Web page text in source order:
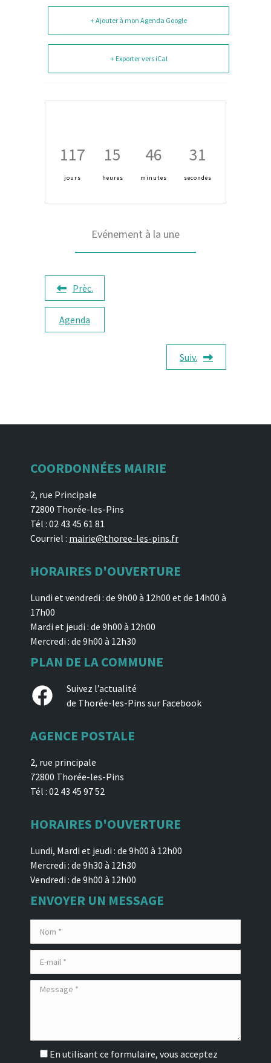
+ Ajouter à mon Agenda Google
+ Exporter vers iCal
117
jours
15
heures
46
minutes
31
secondes
Evénement à la une
Prèc.
Agenda
Suiv.
COORDONNÉES MAIRIE
2, rue Principale
72800 Thorée-les-Pins
Tél : 02 43 45 61 81
Courriel : mairie@thoree-les-pins.fr
HORAIRES D'OUVERTURE
Lundi et vendredi : de 9h00 à 12h00 et de 14h00 à
17h00
Mardi et jeudi : de 9h00 à 12h00
Mercredi : de 9h00 à 12h30
PLAN DE LA COMMUNE
Facebook
Suivez l’actualité
de Thorée-les-Pins sur Facebook
AGENCE POSTALE
2, rue principale
72800 Thorée-les-Pins
Tél : 02 43 45 97 52
HORAIRES D'OUVERTURE
Lundi, Mardi et jeudi : de 9h00 à 12h00
Mercredi : de 9h30 à 12h30
Vendredi : de 9h00 à 12h00
ENVOYER UN MESSAGE
En utilisant ce formulaire, vous acceptez